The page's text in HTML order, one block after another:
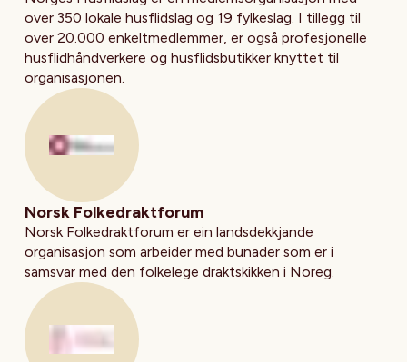
over 350 lokale husflidslag og 19 fylkeslag. I tillegg til
over 20.000 enkeltmedlemmer, er også profesjonelle
husflidhåndverkere og husflidsbutikker knyttet til
organisasjonen.
Besøk nettsiden til
Norsk Folkedraktforum
Norsk Folkedraktforum er ein landsdekkjande
organisasjon som arbeider med bunader som er i
samsvar med den folkelege draktskikken i Noreg.